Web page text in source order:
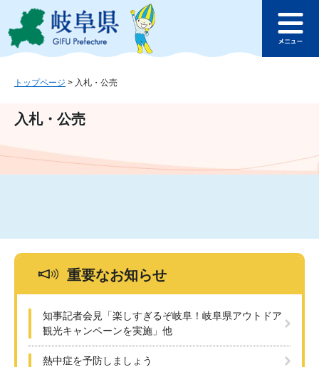
ジ
ュ
文
このページの本文へ
ュ
トップページ > 入札・公売
入札・公売
重要なお知らせ
知事記者会見「楽しすぎるぞ岐阜！岐阜県アウトドア
観光キャンペーンを実施」他
熱中症を予防しましょう